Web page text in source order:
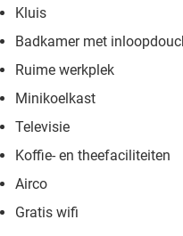
Kluis
Badkamer met
Ruime werkplek
Minikoelkast
Televisie
Koffie- en theefaciliteiten
Airco
Gratis wifi